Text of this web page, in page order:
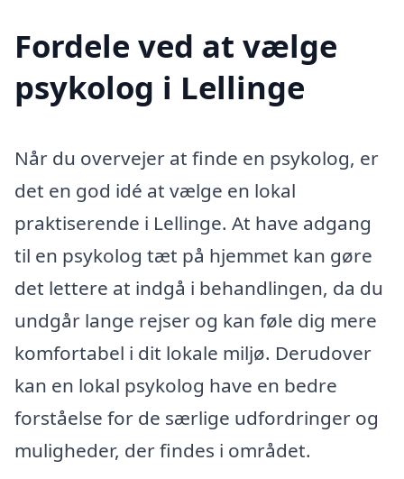
Fordele ved at vælge
psykolog i Lellinge
Når du overvejer at finde en psykolog, er
det en god idé at vælge en lokal
praktiserende i Lellinge. At have adgang
til en psykolog tæt på hjemmet kan gøre
det lettere at indgå i behandlingen, da du
undgår lange rejser og kan føle dig mere
komfortabel i dit lokale miljø. Derudover
kan en lokal psykolog have en bedre
forståelse for de særlige udfordringer og
muligheder, der findes i området.